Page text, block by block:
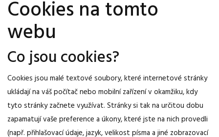
Cookies na tomto
webu
Co jsou cookies?
Cookies jsou malé textové soubory, které internetové stránky
ukládají na váš počítač nebo mobilní zařízení v okamžiku, kdy
tyto stránky začnete využívat. Stránky si tak na určitou dobu
zapamatují vaše preference a úkony, které jste na nich provedli
(např. přihlašovací údaje, jazyk, velikost písma a jiné zobrazovací